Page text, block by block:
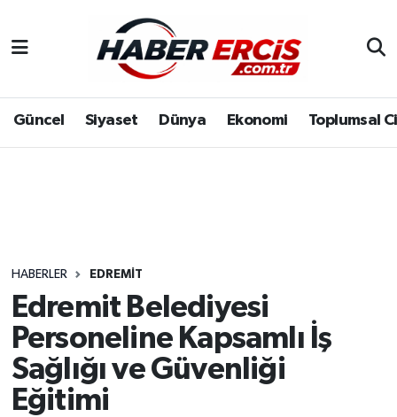
Güncel Siyaset Dünya Ekonomi Toplumsal
HABERLER EDREMIT
Edremit Belediyesi
Personeline Kapsamlı İş
Sağlığı ve Güvenliği
Eğitimi